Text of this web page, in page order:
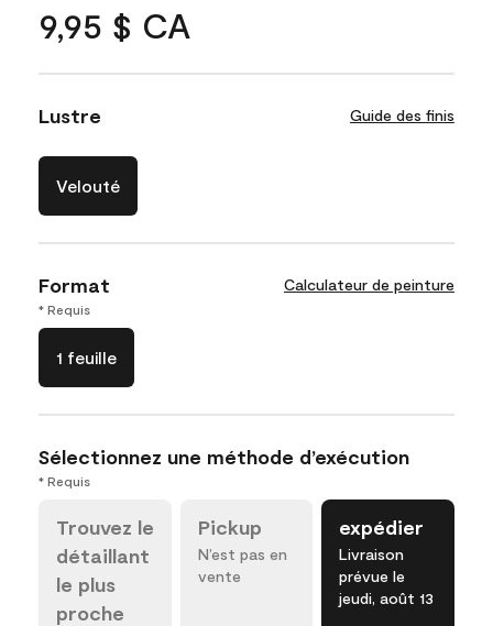
9,95 $ CA
Lustre Guide des finis
Velouté
Format Calculateur de peinture
* Requis
1 feuille
Sélectionnez une méthode d’exécution
* Requis
Trouvez le
détaillant
le plus
proche
Pickup
N’est pas en
vente
expédier
Livraison
prévue le
jeudi, août 13